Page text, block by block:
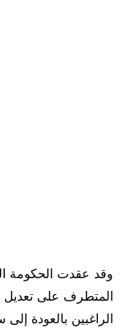
وقد عقدت الحكومة
المتطرف على تعديل
الراغبين بالعودة